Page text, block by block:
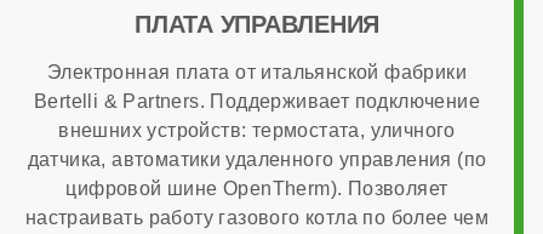
Страна производства
Италия
Расчетный срок службы
ПЛАТА УПРАВЛЕНИЯ
Электронная плата от итальянской фабрики
Bertelli & Partners. Поддерживает подключение
внешних устройств: термостата, уличного
датчика, автоматики удаленного управления (по
цифровой шине OpenTherm). Позволяет
настраивать работу газового котла по более чем